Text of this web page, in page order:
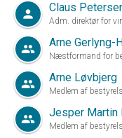
person Claus
Adm. direktør for
group Arne Gerlyng-
Næstformand for
group Arne Løvbjerg
Medlem af
group Jesper Martin
Medlem af